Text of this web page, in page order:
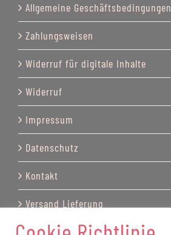
Allgemeine Geschäftsbedingungen
Zahlungsweisen
Widerruf für digitale Inhalte
Widerruf
Impressum
Datenschutz
Kontakt
Versand Lieferung